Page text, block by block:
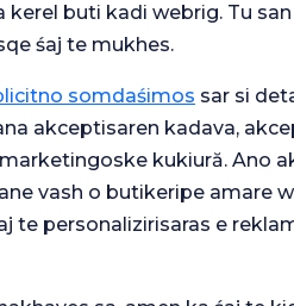
kerel buti kadi webrig. Tu
śaj te mukhes.
somdaśimos sar si
akceptisaren kadava,
kukiură. Ano
vash o butikeripe amare
te personalizirisaras e